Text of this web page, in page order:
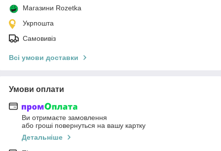
Магазини Rozetka
Укрпошта
Самовивіз
Всі умови доставки
Умови оплати
Ви отримаєте замовлення
або гроші повернуться на вашу картку
Детальніше